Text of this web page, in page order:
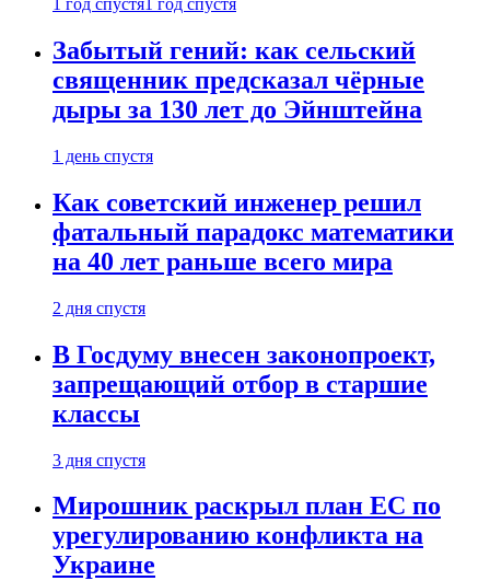
1 год спустя 1 год спустя
Забытый гений: как сельский
священник предсказал чёрные
дыры за 130 лет до Эйнштейна
1 день спустя
Как советский инженер решил
фатальный парадокс математики
на 40 лет раньше всего мира
2 дня спустя
В Госдуму внесен законопроект,
запрещающий отбор в старшие
классы
3 дня спустя
Мирошник раскрыл план ЕС по
урегулированию конфликта на
Украине